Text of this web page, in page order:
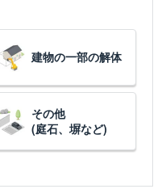
建物の一部の解体
その他
(庭石、塀など)